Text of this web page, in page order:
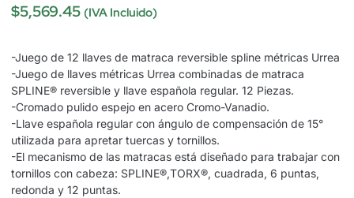
$5,569.45 (IVA Incluido)
-Juego de 12 llaves de matraca reversible spline métricas Urrea
-Juego de llaves métricas Urrea combinadas de matraca
SPLINE® reversible y llave española regular. 12 Piezas.
-Cromado pulido espejo en acero Cromo-Vanadio.
-Llave española regular con ángulo de compensación de 15°
utilizada para apretar tuercas y tornillos.
-El mecanismo de las matracas está diseñado para trabajar con
tornillos con cabeza: SPLINE®,TORX®, cuadrada, 6 puntas,
redonda y 12 puntas.